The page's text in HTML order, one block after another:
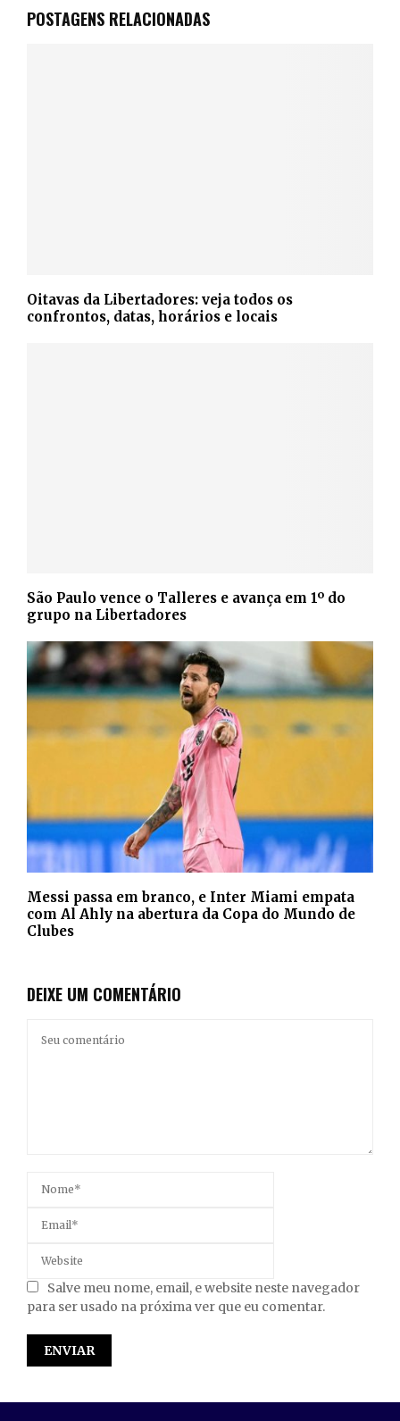
POSTAGENS RELACIONADAS
Oitavas da Libertadores: veja todos os
confrontos, datas, horários e locais
São Paulo vence o Talleres e avança em 1º do
grupo na Libertadores
Messi passa em branco, e Inter Miami empata
com Al Ahly na abertura da Copa do Mundo de
Clubes
DEIXE UM COMENTÁRIO
Salve meu nome, email, e website neste navegador
para ser usado na próxima ver que eu comentar.